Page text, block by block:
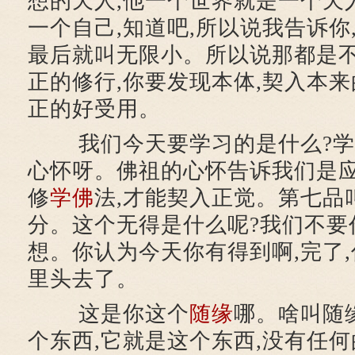
一个自己,知道吧,所以说我告诉
最后就叫无限小。所以说那都是
正的修行,你要发现本体,契入本
正的好受用。
我们今天要学习的是什么?学
心怀呀。佛祖的心怀告诉我们是
修学佛法,才能契入正觉。第七品
分。这个无得是什么呢?我们不
想。你认为今天你有得到啊,完了
里头去了。
这是你这个随缘哪。啥叫随
个东西,它就是这个东西,没有任